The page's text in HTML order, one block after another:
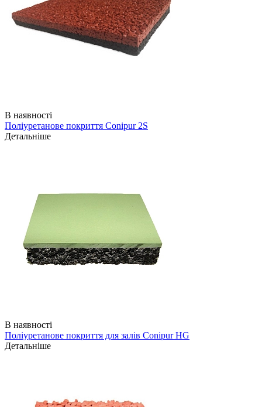
В наявності
Поліуретанове покриття Conipur 2S
Детальніше
В наявності
Поліуретанове покриття для залів Conipur HG
Детальніше